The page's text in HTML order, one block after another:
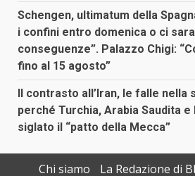
Schengen, ultimatum della
i confini entro domenica o ci
conseguenze”. Palazzo Chigi:
fino al 15 agosto”
Il contrasto all’Iran, le falle nella
perché Turchia, Arabia Saudita e
siglato il “patto della Mecca”
Chi siamo La Redazione di